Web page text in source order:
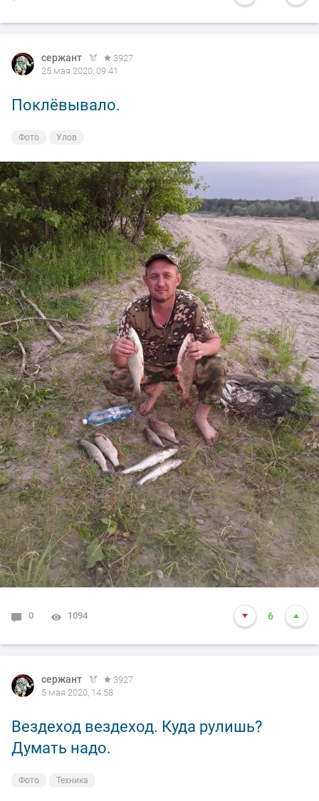
сержант
3927
25 мая 2020, 09:41
Поклёвывало.
Фото Улов
0 1094 6
сержант
3927
5 мая 2020, 14:58
Вездеход вездеход. Куда рулишь?
Думать надо.
Фото Техника